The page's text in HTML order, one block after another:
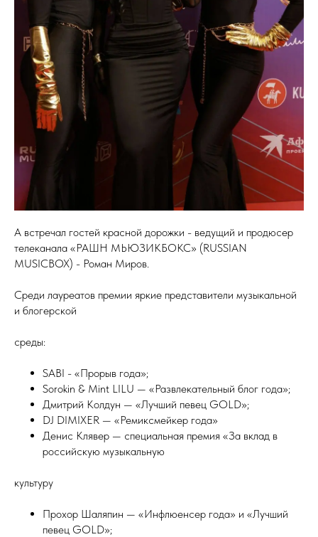
А встречал гостей красной дорожки - ведущий и продюсер
телеканала «РАШН МЬЮЗИКБОКС» (RUSSIAN
MUSICBOX) - Роман Миров.
Среди лауреатов премии яркие представители музыкальной
и блогерской
среды:
SABI - «Прорыв года»;
Sorokin & Mint LILU — «Развлекательный блог года»;
Дмитрий Колдун — «Лучший певец GOLD»;
DJ DIMIXER — «Ремиксмейкер года»
Денис Клявер — специальная премия «За вклад в
российскую музыкальную
культуру
Прохор Шаляпин — «Инфлюенсер года» и «Лучший
певец GOLD»;